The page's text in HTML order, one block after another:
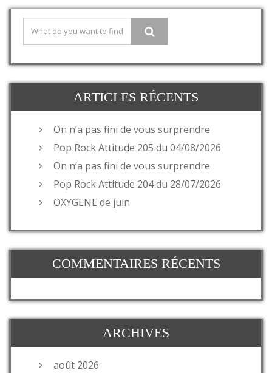
ARTICLES RÉCENTS
On n’a pas fini de vous surprendre
Pop Rock Attitude 205 du 04/08/2026
On n’a pas fini de vous surprendre
Pop Rock Attitude 204 du 28/07/2026
OXYGENE de juin
COMMENTAIRES RÉCENTS
ARCHIVES
août 2026